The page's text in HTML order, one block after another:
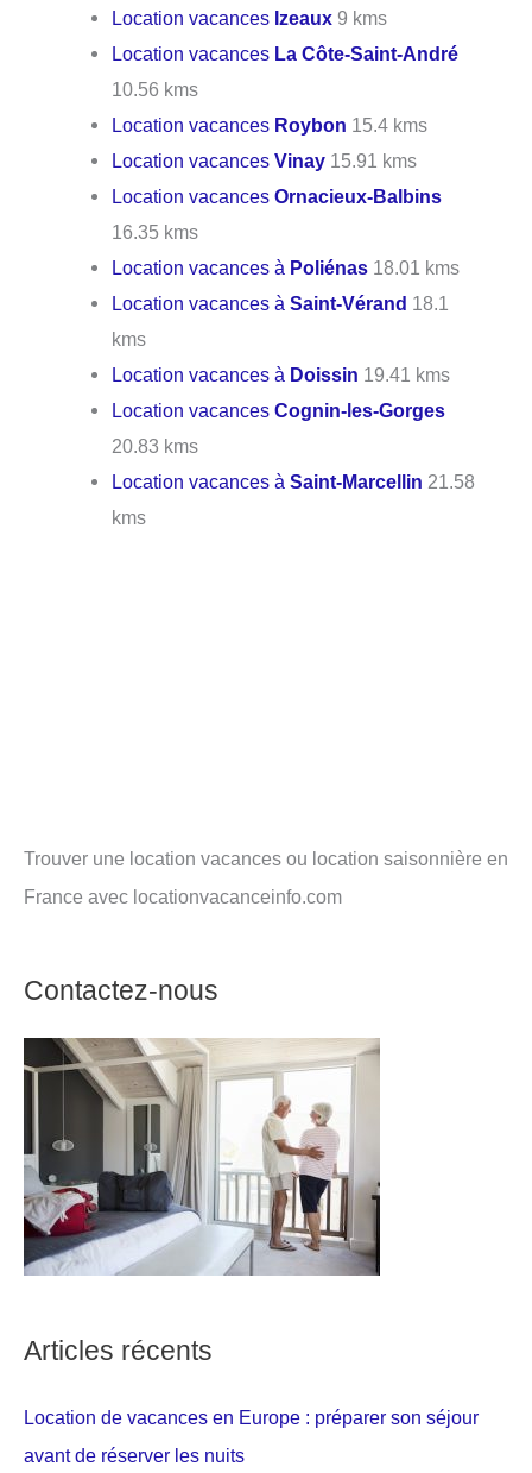
Location vacances Izeaux 9 kms
Location vacances La Côte-Saint-André
10.56 kms
Location vacances Roybon 15.4 kms
Location vacancesVinay 15.91 kms
Location vacancesOrnacieux-Balbins
16.35 kms
Location vacances à Poliénas 18.01 kms
Location vacances àSaint-Vérand 18.1
kms
Location vacances à Doissin 19.41 kms
Location vacancesCognin-les-Gorges
20.83 kms
Location vacances àSaint-Marcellin 21.58
kms
Trouver une location vacances ou location saisonnière en
France avec locationvacanceinfo.com
Contactez-nous
Articles récents
Location de vacances en Europe : préparer son séjour
avant de réserver les nuits